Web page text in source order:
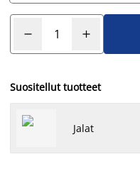
Suositellut tuotteet
Jalat